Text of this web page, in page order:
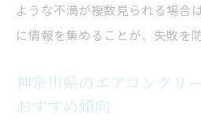
ような不満が複数見られる場合
に情報を集めることが、失敗を
神奈川県のエアコンクリ
おすすめ傾向